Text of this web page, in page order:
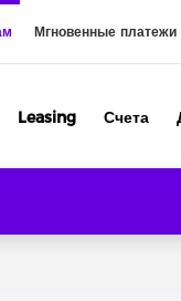
Мгновенные платежи
Leasing Счета